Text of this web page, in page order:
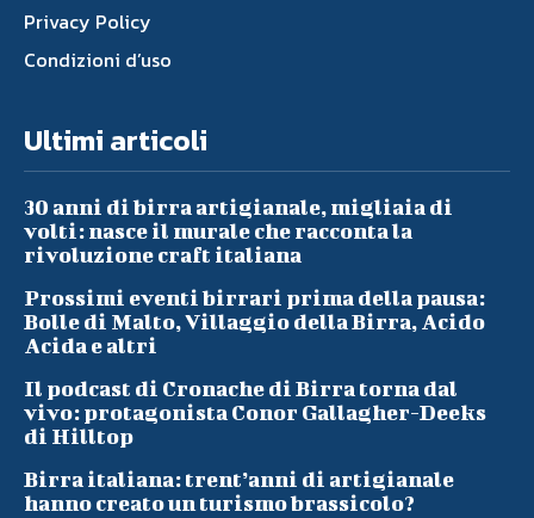
Privacy Policy
Condizioni d’uso
Ultimi articoli
30 anni di birra artigianale, migliaia di
volti: nasce il murale che racconta la
rivoluzione craft italiana
Prossimi eventi birrari prima della pausa:
Bolle di Malto, Villaggio della Birra, Acido
Acida e altri
Il podcast di Cronache di Birra torna dal
vivo: protagonista Conor Gallagher-Deeks
di Hilltop
Birra italiana: trent’anni di artigianale
hanno creato un turismo brassicolo?